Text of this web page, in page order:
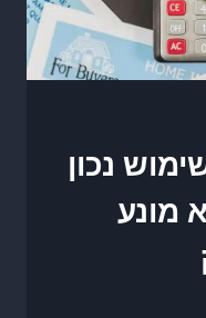
איך שימוש נכון
מונע